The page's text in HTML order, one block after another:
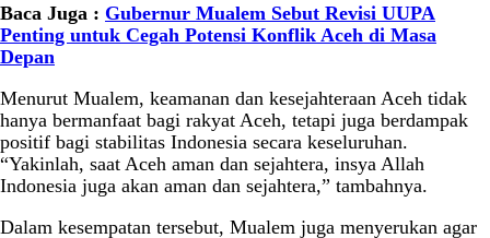
Baca Juga : Gubernur Mualem Sebut Revisi UUPA
Penting untuk Cegah Potensi Konflik Aceh di Masa
Depan
Menurut Mualem, keamanan dan kesejahteraan Aceh tidak
hanya bermanfaat bagi rakyat Aceh, tetapi juga berdampak
positif bagi stabilitas Indonesia secara keseluruhan.
“Yakinlah, saat Aceh aman dan sejahtera, insya Allah
Indonesia juga akan aman dan sejahtera,” tambahnya.
Dalam kesempatan tersebut, Mualem juga menyerukan agar